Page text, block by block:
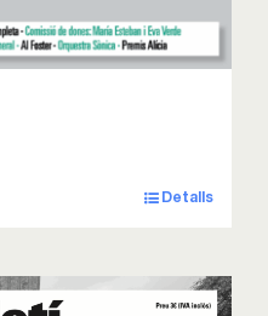
Detalls